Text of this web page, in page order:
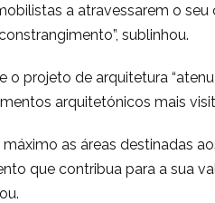
a atravessarem o seu
sublinhou.
o projeto de arquitetura
arquitetónicos mais
as áreas destinadas
que contribua para a sua